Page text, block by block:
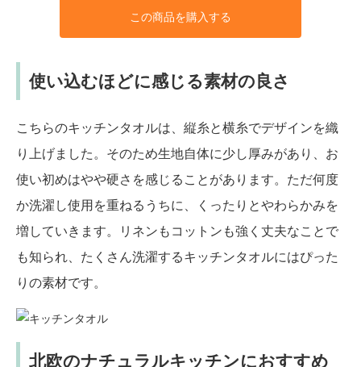
この商品を購入する
使い込むほどに感じる素材の良さ
こちらのキッチンタオルは、縦糸と横糸でデザインを織
り上げました。そのため生地自体に少し厚みがあり、お
使い初めはやや硬さを感じることがあります。ただ何度
か洗濯し使用を重ねるうちに、くったりとやわらかみを
増していきます。リネンもコットンも強く丈夫なことで
も知られ、たくさん洗濯するキッチンタオルにはぴった
りの素材です。
北欧のナチュラルキッチンにおすすめ